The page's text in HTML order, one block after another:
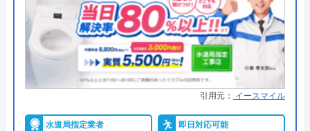
引用元： イースマイル
水道局指定業者 即日対応可能